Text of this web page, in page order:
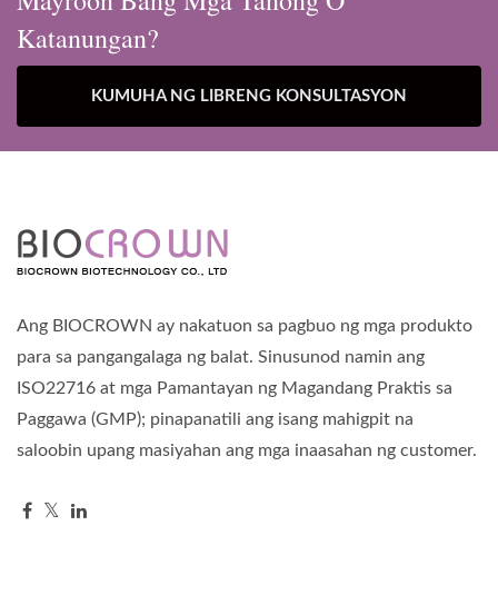
Katanungan?
KUMUHA NG LIBRENG KONSULTASYON
Ang BIOCROWN ay nakatuon sa pagbuo ng mga produkto
para sa pangangalaga ng balat. Sinusunod namin ang
ISO22716 at mga Pamantayan ng Magandang Praktis sa
Paggawa (GMP); pinapanatili ang isang mahigpit na
saloobin upang masiyahan ang mga inaasahan ng customer.